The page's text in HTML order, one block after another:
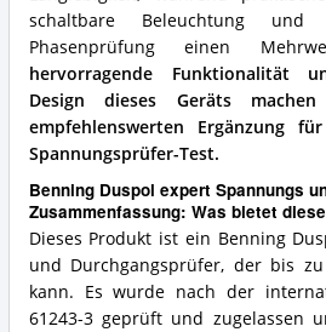
schaltbare Beleuchtung und
Phasenprüfung einen
hervorragende Funktionalität
Design dieses Geräts
empfehlenswerten Ergänzung
Spannungsprüfer-Test.
Benning Duspol expert Spannungs
Zusammenfassung: Was bietet
Dieses Produkt ist ein Benning
und Durchgangsprüfer, der bis zu
kann. Es wurde nach der
61243-3 geprüft und zugelassen